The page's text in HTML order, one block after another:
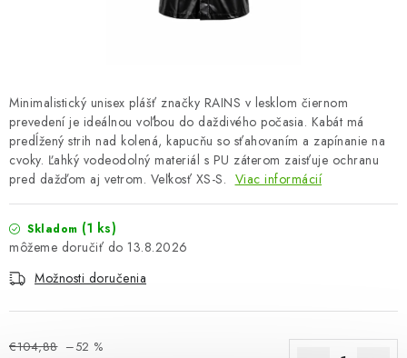
ŠPORT A OUTDOOR
DROGÉRIA A KOZMETIKA
PRE DETI
AUTO-MOTO
PRODUKTY HISTORICKE BEZ ZASOBY
Minimalistický unisex plášť značky RAINS v lesklom čiernom
prevedení je ideálnou voľbou do daždivého počasia. Kabát má
predĺžený strih nad kolená, kapucňu so sťahovaním a zapínanie na
cvoky. Ľahký vodeodolný materiál s PU záterom zaisťuje ochranu
pred dažďom aj vetrom. Veľkosť XS-S. Viac informácií
Skladom (1 ks)
13.8.2026
Možnosti doručenia
€104,88 –52 %